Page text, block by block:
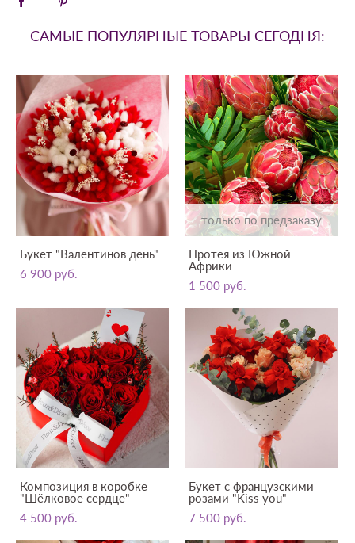
САМЫЕ ПОПУЛЯРНЫЕ ТОВАРЫ СЕГОДНЯ:
Букет "Валентинов день"
6 900 pуб.
только по предзаказу
Протея из Южной
Африки
1 500 pуб.
Композиция в коробке
"Шёлковое сердце"
4 500 pуб.
Букет с французскими
розами "Kiss you"
7 500 pуб.